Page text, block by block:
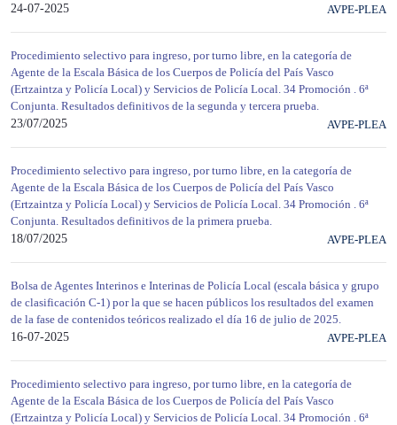
24-07-2025
AVPE-PLEA
Procedimiento selectivo para ingreso, por turno libre, en la categoría de
Agente de la Escala Básica de los Cuerpos de Policía del País Vasco
(Ertzaintza y Policía Local) y Servicios de Policía Local. 34 Promoción . 6ª
Conjunta. Resultados definitivos de la segunda y tercera prueba.
23/07/2025
AVPE-PLEA
Procedimiento selectivo para ingreso, por turno libre, en la categoría de
Agente de la Escala Básica de los Cuerpos de Policía del País Vasco
(Ertzaintza y Policía Local) y Servicios de Policía Local. 34 Promoción . 6ª
Conjunta. Resultados definitivos de la primera prueba.
18/07/2025
AVPE-PLEA
Bolsa de Agentes Interinos e Interinas de Policía Local (escala básica y grupo
de clasificación C-1) por la que se hacen públicos los resultados del examen
de la fase de contenidos teóricos realizado el día 16 de julio de 2025.
16-07-2025
AVPE-PLEA
Procedimiento selectivo para ingreso, por turno libre, en la categoría de
Agente de la Escala Básica de los Cuerpos de Policía del País Vasco
(Ertzaintza y Policía Local) y Servicios de Policía Local. 34 Promoción . 6ª